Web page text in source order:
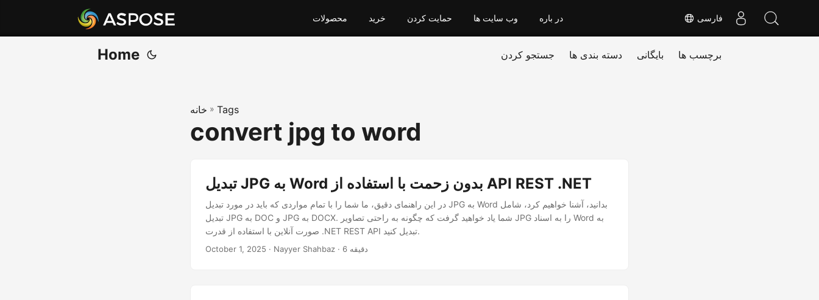
فارسی محصولات خرید حمایت کردن وب سایت ها در باره
Home جستجو کردن دسته بندی ها بایگانی برچسب ها
خانه » Tags
convert jpg to word
تبدیل JPG به Word بدون زحمت با استفاده از API REST .NET
در این راهنمای دقیق، ما شما را با تمام مواردی که باید در مورد تبدیل JPG به Word بدانید، آشنا خواهیم کرد، شامل
تبدیل JPG به DOC و JPG به DOCX. شما یاد خواهید گرفت که چگونه به راحتی تصاویر JPG را به اسناد Word به
صورت آنلاین با استفاده از قدرت .NET REST API تبدیل کنید.
October 1, 2025 · Nayyer Shahbaz · 6 دقیقه